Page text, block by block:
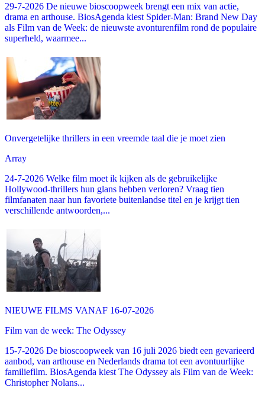
29-7-2026 De nieuwe bioscoopweek brengt een mix van actie,
drama en arthouse. BiosAgenda kiest Spider-Man: Brand New Day
als Film van de Week: de nieuwste avonturenfilm rond de populaire
superheld, waarmee...
Onvergetelijke thrillers in een vreemde taal die je moet zien
Array
24-7-2026 Welke film moet ik kijken als de gebruikelijke
Hollywood-thrillers hun glans hebben verloren? Vraag tien
filmfanaten naar hun favoriete buitenlandse titel en je krijgt tien
verschillende antwoorden,...
NIEUWE FILMS VANAF 16-07-2026
Film van de week: The Odyssey
15-7-2026 De bioscoopweek van 16 juli 2026 biedt een gevarieerd
aanbod, van arthouse en Nederlands drama tot een avontuurlijke
familiefilm. BiosAgenda kiest The Odyssey als Film van de Week:
Christopher Nolans...